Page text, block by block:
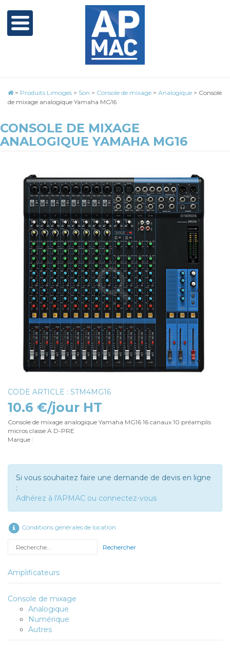
> Produits Limoges > Son > Console de mixage > Analogique > Console
de mixage analogique Yamaha MG16
CONSOLE DE MIXAGE
ANALOGIQUE YAMAHA MG16
CODE ARTICLE : STM4MG16
10.6 €/jour HT
Console de mixage analogique Yamaha MG16 16 canaux 10 préamplis
micros classe A D-PRE
Marque :
Si vous souhaitez faire une demande de devis en ligne
:
Adhérez à l'APMAC ou connectez-vous
Conditions générales de location
Rechercher
Amplificateurs
Console de mixage
Analogique
Numérique
Autres